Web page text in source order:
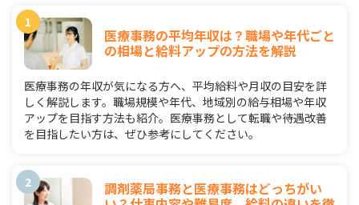
医療事務の平均年収は？職場や年代ごと
の相場と給料アップの方法を解説
医療事務の年収が気になる方へ、平均給料や月収の目安を詳
しく解説します。職場規模や年代、地域別の給与相場や年収
アップを目指す方法も紹介。医療事務として転職や待遇改善
を目指したい方は、ぜひ参考にしてください。
調剤薬局事務と医療事務はどっちがい